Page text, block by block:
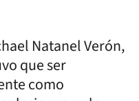
Natanel Verón,
que ser
como